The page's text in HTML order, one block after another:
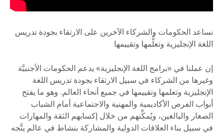
نساعد الحكومات والشركاء الآخرين على الارتقاء بجودة تدريس
اللغة الإنجليزية وتعلُّمها وتقييمها
إن عملنا في «برامج اللغة الإنجليزية» يدعم الحكومات الأجنبيَّة
وغيرها من الشركاء في سبيل الارتقاء بجودة تدريس اللغة
الإنجليزية وتعلمها وتقييمها في جميع أنحاء العالم. وهو ما يفتح
أبواب الفرص الأكاديمية والمهنية والاجتماعية أمام الشباب
الصغار والبالغين، ويُمكِّنهم من خلال إكسابهم الثقة والمهارات
في سبيل بناء العلاقات الدولية والمشاركة بنشاط في عالم يتَّجه